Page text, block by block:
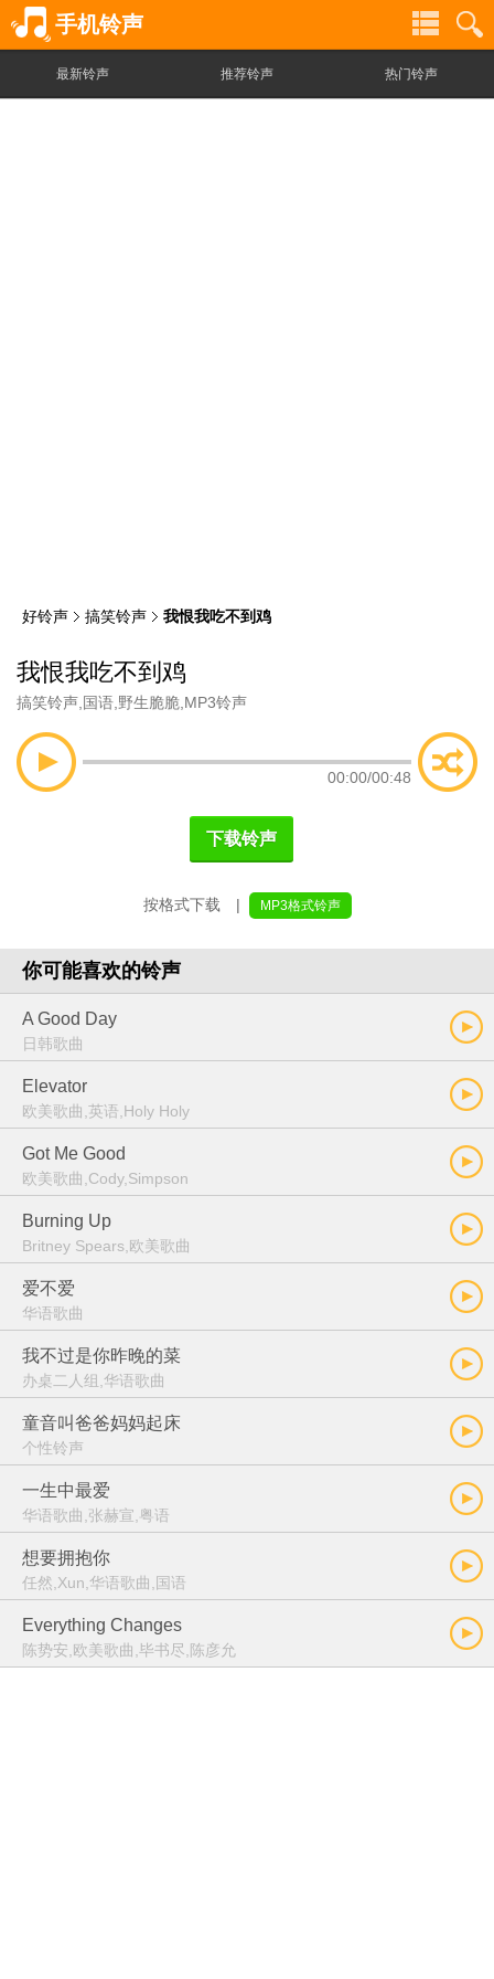
手机铃声
最新铃声 推荐铃声 热门铃声
好铃声 搞笑铃声 我恨我吃不到鸡
我恨我吃不到鸡
搞笑铃声 国语 野生脆脆 MP3铃声
00:00/00:48
下载铃声
按格式下载 | MP3格式铃声
你可能喜欢的铃声
A Good Day
日韩歌曲
Elevator
欧美歌曲,英语,Holy Holy
Got Me Good
欧美歌曲,Cody,Simpson
Burning Up
Britney Spears,欧美歌曲
爱不爱
华语歌曲
我不过是你昨晚的菜
办桌二人组,华语歌曲
童音叫爸爸妈妈起床
个性铃声
一生中最爱
华语歌曲,张赫宣,粤语
想要拥抱你
任然,Xun,华语歌曲,国语
Everything Changes
陈势安,欧美歌曲,毕书尽,陈彦允